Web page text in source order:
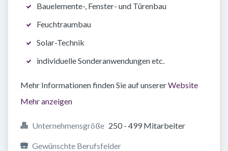
Bauelemente-, Fenster- und Türenbau
Feuchtraumbau
Solar-Technik
individuelle Sonderanwendungen etc.
Mehr Informationen finden Sie auf unsererWebsite
Mehr anzeigen
Unternehmensgröße 250 - 499 Mitarbeiter
Gewünschte Berufsfelder